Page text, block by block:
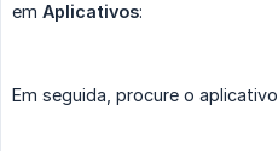
em Aplicativos:
Em seguida, procure o aplicativo